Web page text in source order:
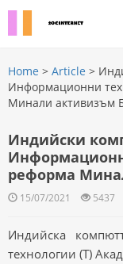
Home > Article >
Информационни
Минали активизъм
Индийски
реформа
15/07/2021 5437
Индийска
технологии (T)